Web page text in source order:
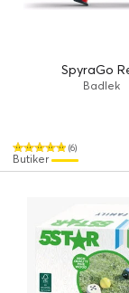
SpyraGo
Badlek
(6)
Butiker